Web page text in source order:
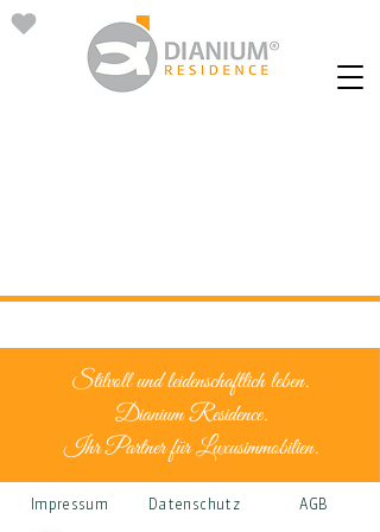
Impressum Datenschutz AGB
Stilvoll und leidenschaftlich leben.
Dianium Residence.
Ihr Partner für Luxusimmobilien.